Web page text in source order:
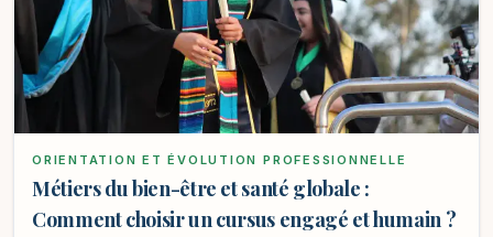
ORIENTATION ET ÉVOLUTION PROFESSIONNELLE
Métiers du bien-être et santé globale :
Comment choisir un cursus engagé et humain ?